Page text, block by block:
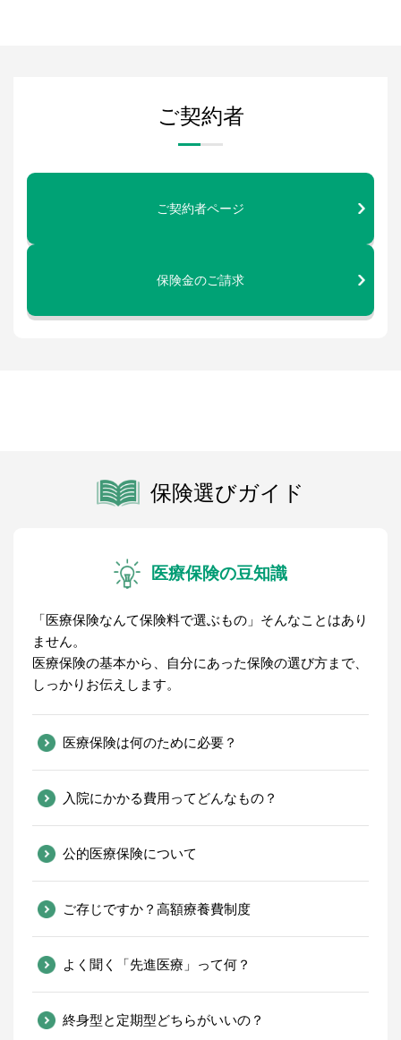
ご契約者
ご契約者ページ
保険金のご請求
保険選びガイド
医療保険の豆知識
「医療保険なんて保険料で選ぶもの」そんなことはあり
ません。
医療保険の基本から、自分にあった保険の選び方まで、
しっかりお伝えします。
医療保険は何のために必要？
入院にかかる費用ってどんなもの？
公的医療保険について
ご存じですか？高額療養費制度
よく聞く「先進医療」って何？
終身型と定期型どちらがいいの？